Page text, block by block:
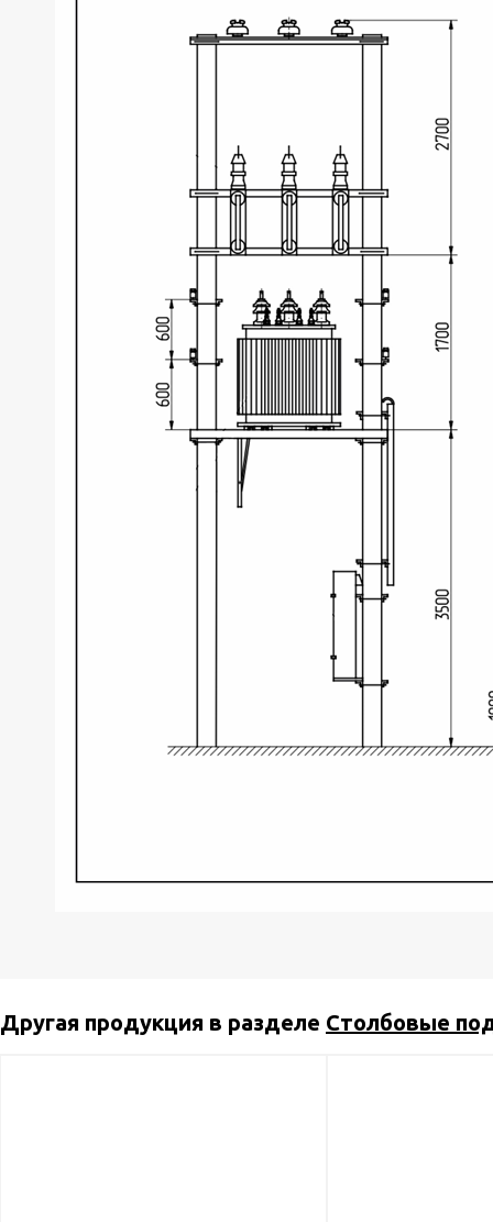
Другая продукция в разделе Столбовые